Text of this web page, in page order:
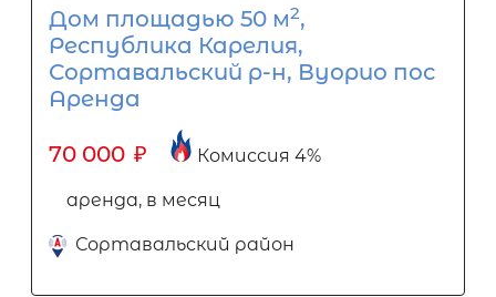
Дом площадью 50 м2,
Республика Карелия,
Сортавальский р-н, Вуорио пос
Аренда
70 000 ₽ Комиссия 4%
аренда, в месяц
Сортавальский район